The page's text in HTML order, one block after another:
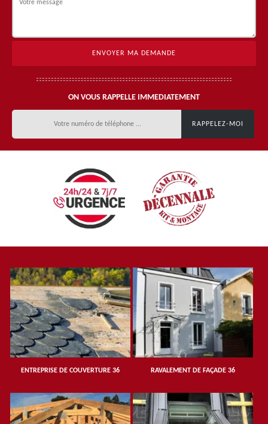
ON VOUS RAPPELLE IMMEDIATEMENT
ENTREPRISE DE COUVERTURE 36 RAVALEMENT DE FAÇADE 36